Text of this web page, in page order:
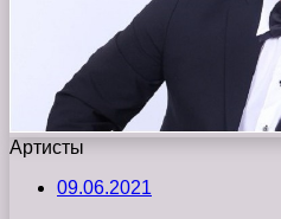
Артисты
09.06.2021